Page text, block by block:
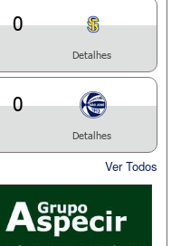
0
Detalhes
0
Detalhes
Ver Todos